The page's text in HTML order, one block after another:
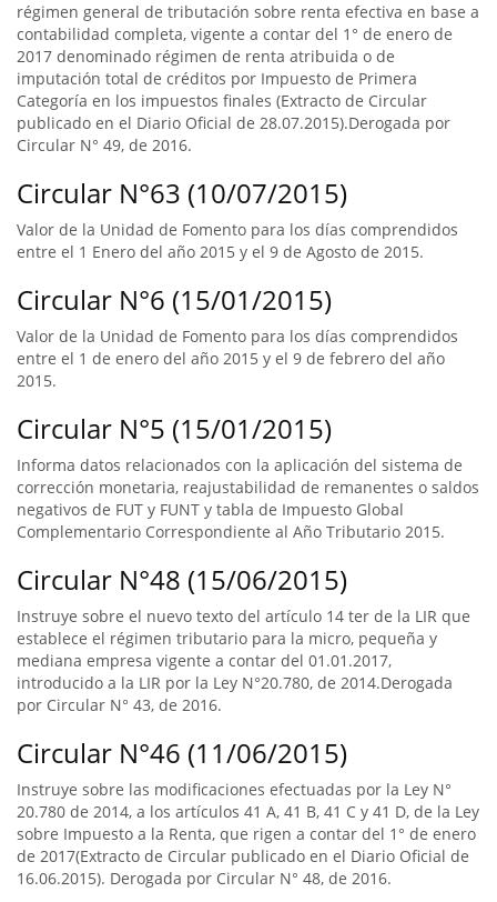
régimen general de tributación sobre renta efectiva en base a
contabilidad completa, vigente a contar del 1° de enero de
2017 denominado régimen de renta atribuida o de
imputación total de créditos por Impuesto de Primera
Categoría en los impuestos finales (Extracto de Circular
publicado en el Diario Oficial de 28.07.2015).Derogada por
Circular N° 49, de 2016.
Circular N°63 (10/07/2015)
Valor de la Unidad de Fomento para los días comprendidos
entre el 1 Enero del año 2015 y el 9 de Agosto de 2015.
Circular N°6 (15/01/2015)
Valor de la Unidad de Fomento para los días comprendidos
entre el 1 de enero del año 2015 y el 9 de febrero del año
2015.
Circular N°5 (15/01/2015)
Informa datos relacionados con la aplicación del sistema de
corrección monetaria, reajustabilidad de remanentes o saldos
negativos de FUT y FUNT y tabla de Impuesto Global
Complementario Correspondiente al Año Tributario 2015.
Circular N°48 (15/06/2015)
Instruye sobre el nuevo texto del artículo 14 ter de la LIR que
establece el régimen tributario para la micro, pequeña y
mediana empresa vigente a contar del 01.01.2017,
introducido a la LIR por la Ley N°20.780, de 2014.Derogada
por Circular N° 43, de 2016.
Circular N°46 (11/06/2015)
Instruye sobre las modificaciones efectuadas por la Ley N°
20.780 de 2014, a los artículos 41 A, 41 B, 41 C y 41 D, de la Ley
sobre Impuesto a la Renta, que rigen a contar del 1° de enero
de 2017(Extracto de Circular publicado en el Diario Oficial de
16.06.2015). Derogada por Circular N° 48, de 2016.